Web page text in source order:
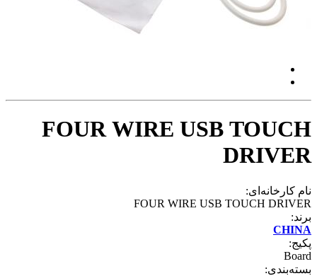
FOUR WIRE USB TOUCH
DRIVER
نام کارخانه‌ای:
FOUR WIRE USB TOUCH DRIVER
برند:
CHINA
پکیج:
Board
بسته‌بندی: